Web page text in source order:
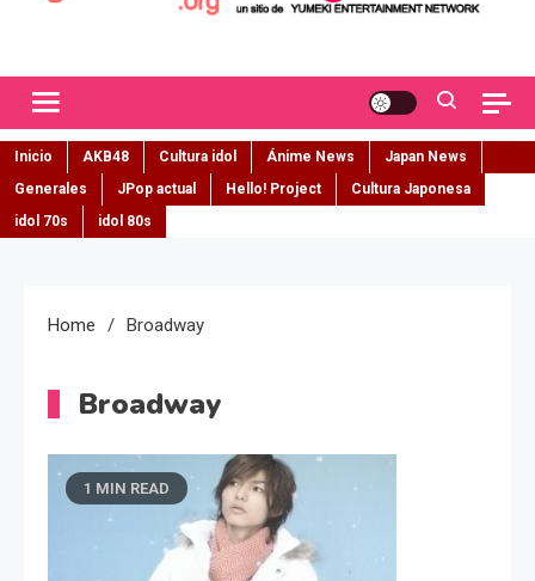
Inicio AKB48 Cultura idol Ánime News
Japan News
Generales
JPop actual Hello! Project
Cultura Japonesa
idol 70s
idol 80s
Home Broadway
Broadway
1 MIN READ